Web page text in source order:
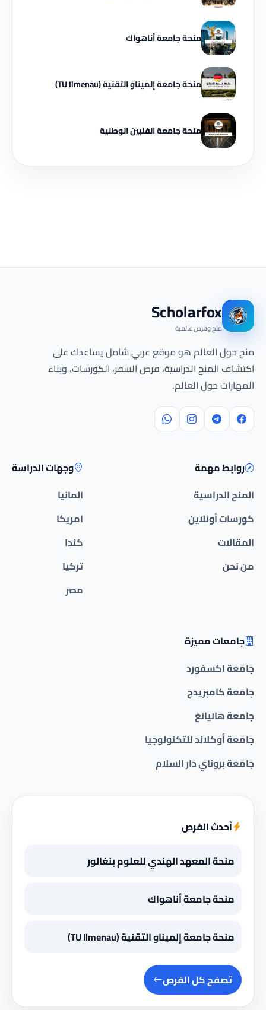
منحة جامعة أناهواك
منحة جامعة إلميناو التقنية (TU Ilmenau)
منحة جامعة الفلبين الوطنية
Scholarfox
منح وفرص عالمية
منح حول العالم هو موقع عربي شامل يساعدك على
اكتشاف المنح الدراسية، فرص السفر، الكورسات، وبناء
المهارات حول العالم.
روابط مهمة
المنح الدراسية
كورسات أونلاين
المقالات
من نحن
وجهات الدراسة
المانيا
امريكا
كندا
تركيا
مصر
جامعات مميزة
جامعة اكسفورد
جامعة كامبريدج
جامعة هانيانغ
جامعة أوكلاند للتكنولوجيا
جامعة بروناي دار السلام
أحدث الفرص
منحة المعهد الهندي للعلوم بنغالور
منحة جامعة أناهواك
منحة جامعة إلميناو التقنية (TU Ilmenau)
تصفح كل الفرص